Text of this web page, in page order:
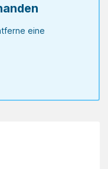
eine